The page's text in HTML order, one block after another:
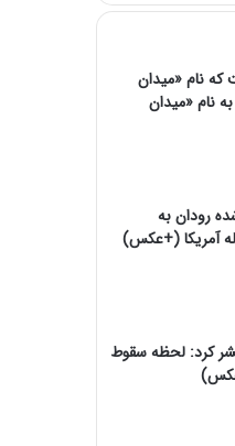
نام «میدان
به نام «میدان
رودان به
آمریکا (+عکس)
کرد: لحظه سقوط